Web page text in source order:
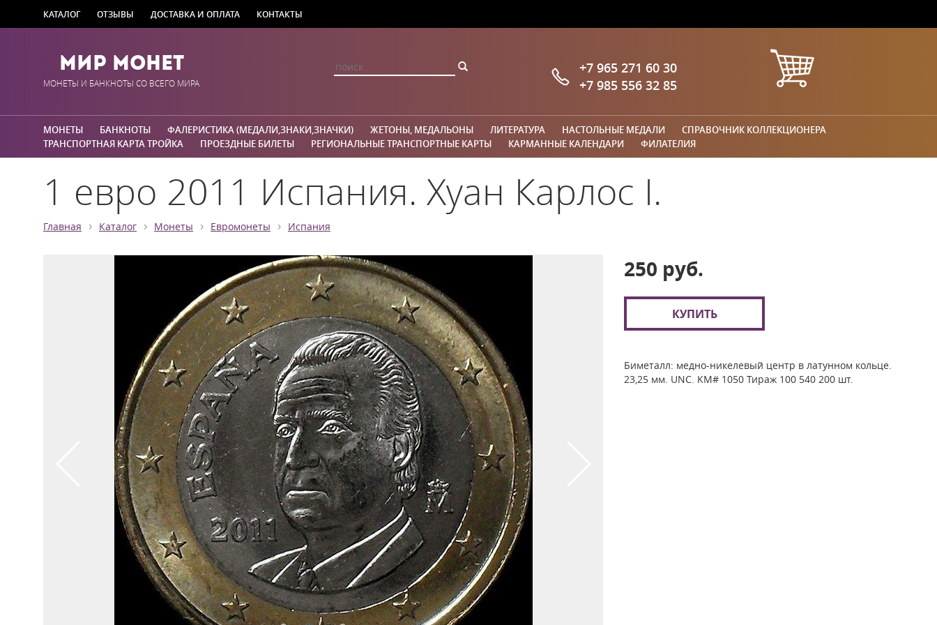
КАТАЛОГ ОТЗЫВЫ ДОСТАВКА И ОПЛАТА КОНТАКТЫ
Мир Монет
МОНЕТЫ И БАНКНОТЫ СО ВСЕГО МИРА
+7 965 271 60 30
+7 985 556 32 85
МОНЕТЫ БАНКНОТЫ ФАЛЕРИСТИКА (МЕДАЛИ,ЗНАКИ,ЗНАЧКИ) ЖЕТОНЫ, МЕДАЛЬОНЫ ЛИТЕРАТУРА НАСТОЛЬНЫЕ МЕДАЛИ
СПРАВОЧНИК КОЛЛЕКЦИОНЕРА
ТРАНСПОРТНАЯ КАРТА ТРОЙКА
ПРОЕЗДНЫЕ БИЛЕТЫ РЕГИОНАЛЬНЫЕ ТРАНСПОРТНЫЕ КАРТЫ КАРМАННЫЕ КАЛЕНДАРИ ФИЛАТЕЛИЯ
1 евро 2011 Испания. Хуан Карлос I.
Главная › Каталог › Монеты › Евромонеты › Испания
250 руб.
КУПИТЬ
Биметалл: медно-никелевый центр в латунном кольце.
23,25 мм. UNC. KM# 1050 Тираж 100 540 200 шт.